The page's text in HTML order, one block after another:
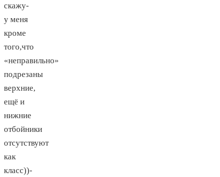
скажу-
у меня
кроме
того,что
«неправильно»
подрезаны
верхние,
ещё и
нижние
отбойники
отсутствуют
как
класс))-